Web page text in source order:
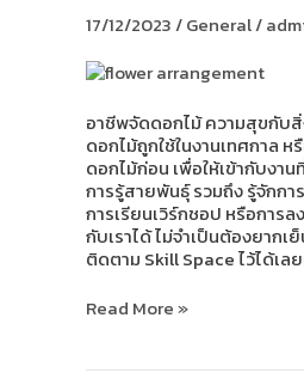
17/12/2023/General/
อาชีพจัดดอกไม้ ความสุขกับ
ดอกไม้ถูกใช้ในงานเทศกาล
ดอกไม้ก่อน เพื่อให้เข้ากับงา
การรู้สายพันธุ์ รวมถึง รู้จักกา
การเรียนเวิร์กชอป หรือการ
กับเราได้ ไม่จำเป็นต้องยาก
ติดตาม Skill Space ไว้ได้เล
ราย
อย่าง
Read More »